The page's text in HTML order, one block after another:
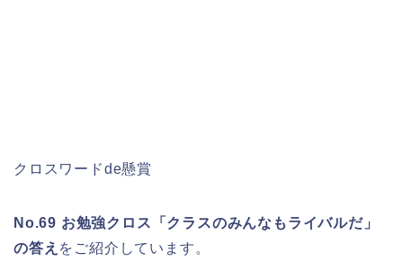
クロスワードde懸賞
No.69 お勉強クロス「クラスのみんなもライバルだ」
の答え をご紹介しています。